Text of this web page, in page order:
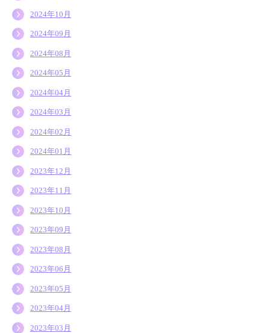
2024年10月
2024年09月
2024年08月
2024年05月
2024年04月
2024年03月
2024年02月
2024年01月
2023年12月
2023年11月
2023年10月
2023年09月
2023年08月
2023年06月
2023年05月
2023年04月
2023年03月